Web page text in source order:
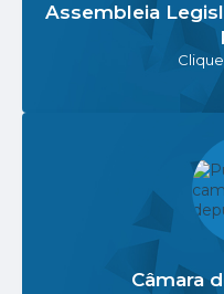
Assembleia
Câmara